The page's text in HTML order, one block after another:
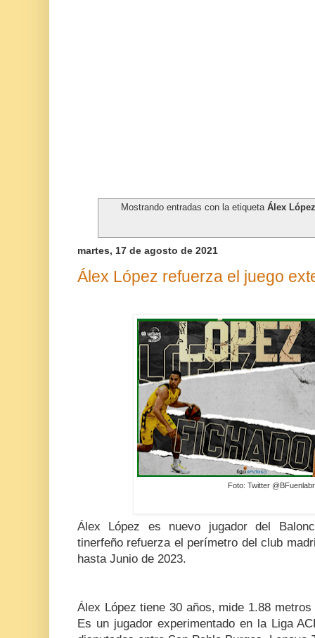
Mostrando entradas con la etiquetaÁlex
martes, 17 de agosto de 2021
Álex López refuerza el juego
Foto: Twitter
Álex López es nuevo jugador del
tinerfeño refuerza el perímetro del club
hasta Junio de 2023.
Álex López tiene 30 años, mide 1.88
Es un jugador experimentado en la Liga